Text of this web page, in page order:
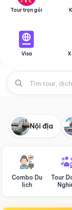
Tour trọn gói
Visa
Nội địa
Combo Du
lịch
Tour